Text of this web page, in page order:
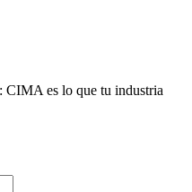
CIMA es lo que tu industria